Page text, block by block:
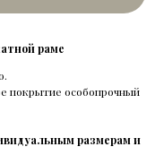
раме
покрытие особопрочный
размерам и